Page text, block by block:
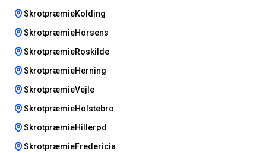
SkrotpræmieKolding
SkrotpræmieHorsens
SkrotpræmieRoskilde
SkrotpræmieHerning
SkrotpræmieVejle
SkrotpræmieHolstebro
SkrotpræmieHillerød
SkrotpræmieFredericia